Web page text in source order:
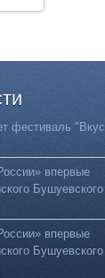
фестиваль "Вкус
впервые
Бушуевского
впервые
Бушуевского